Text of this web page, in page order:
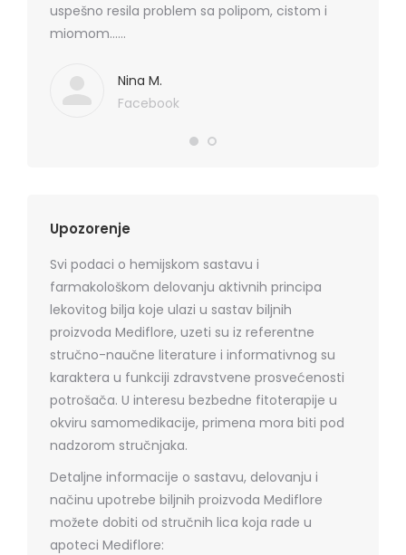
uspešno resila problem sa polipom, cistom i
miomom……
Nina M.
Facebook
Upozorenje
Svi podaci o hemijskom sastavu i
farmakološkom delovanju aktivnih principa
lekovitog bilja koje ulazi u sastav biljnih
proizvoda Mediflore, uzeti su iz referentne
stručno-naučne literature i informativnog su
karaktera u funkciji zdravstvene prosvećenosti
potrošača. U interesu bezbedne fitoterapije u
okviru samomedikacije, primena mora biti pod
nadzorom stručnjaka.
Detaljne informacije o sastavu, delovanju i
načinu upotrebe biljnih proizvoda Mediflore
možete dobiti od stručnih lica koja rade u
apoteci Mediflore: